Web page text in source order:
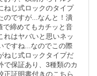
ねじ式ロックのタイプ
のですが...なんと！潰
で締めてもカチッと音
れはヤバいと思いネッ
ですね...なのでこの際
ねじ式ロックタイプだ
で保証あり、3種類のカ
正証明書付きのこちら